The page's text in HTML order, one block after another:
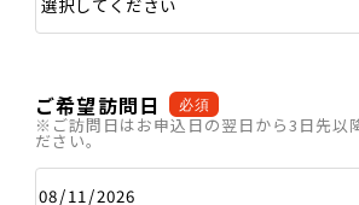
ご希望訪問日 必須
※ご訪問日はお申込日の翌日から3日先以
ださい。